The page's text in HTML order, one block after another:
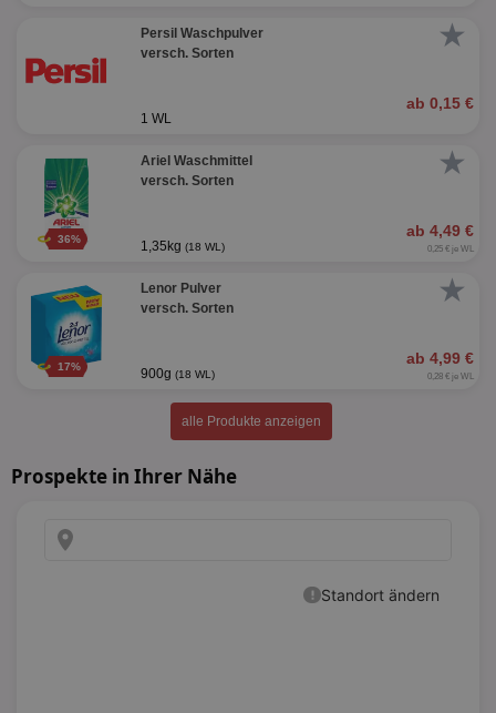
★
Persil Waschpulver
versch. Sorten
ab 0,15 €
1 WL
★
36%
Ariel Waschmittel
versch. Sorten
ab 4,49 €
1,35kg (18 WL) 0,25 € je WL
★
17%
Lenor Pulver
versch. Sorten
ab 4,99 €
900g (18 WL) 0,28 € je WL
alle Produkte anzeigen
Prospekte in Ihrer Nähe